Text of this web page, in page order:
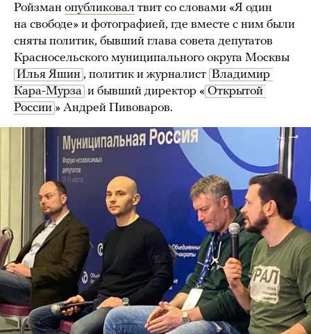
Ройзман опубликовал твит со словами «Я один
на свободе» и фотографией, где вместе с ним были
сняты политик, бывший глава совета депутатов
Красносельского муниципального округа Москвы
Илья Яшин , политик и журналист Владимир
Кара-Мурза и бывший директор « Открытой
России » Андрей Пивоваров.